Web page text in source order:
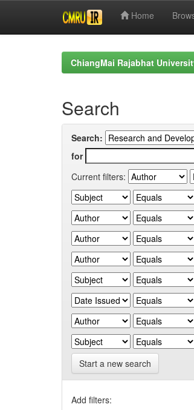
Home
ChiangMai Rajabhat
Search
Search:
for
Current filters:
Start a new search
Add filters: